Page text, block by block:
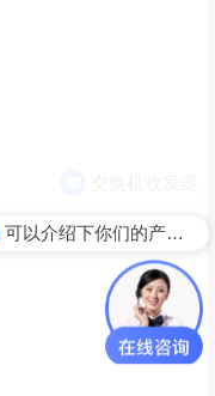
可以介绍下你们的产品么